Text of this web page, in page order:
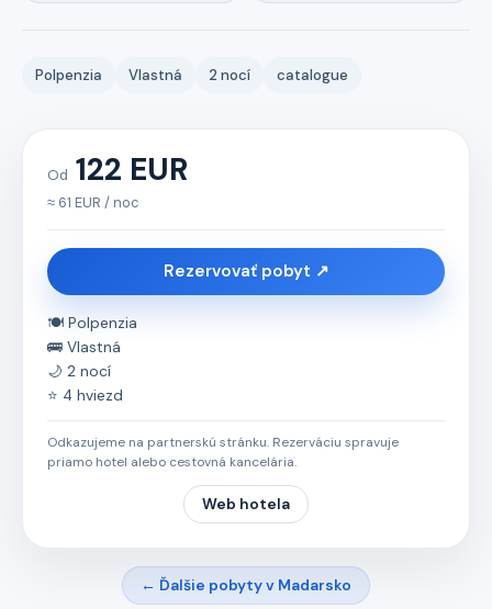
Polpenzia Vlastná 2 nocí catalogue
Od 122 EUR
≈ 61 EUR / noc
Rezervovať pobyt ↗
🍽️ Polpenzia
🚌 Vlastná
🌙 2 nocí
⭐ 4 hviezd
Odkazujeme na partnerskú stránku. Rezerváciu spravuje
priamo hotel alebo cestovná kancelária.
Web hotela
← Ďalšie pobyty v Madarsko